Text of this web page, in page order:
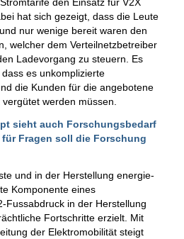
den Einsatz für V2X
hat sich gezeigt, dass die Leute
nur wenige bereit waren den
welcher dem Verteilnetzbetreiber
Ladevorgang zu steuern. Es
es unkomplizierte
die Kunden für die angebotene
werden müssen.
sieht auch Forschungsbedarf
für Fragen soll die Forschung
und in der Herstellung energie-
Komponente eines
Fussabdruck in der Herstellung
Fortschritte erzielt. Mit
der Elektromobilität steigt